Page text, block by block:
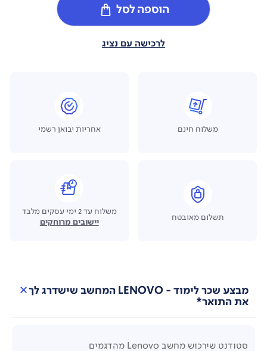
הוספה לסל
לרכישה עם נציג
משלוח חינם אחריות יבואן רשמי
תשלום מאובטח
משלוח עד 2 ימי עסקים מלבד
יישובים מרוחקים
מבצע שכר לימוד - LENOVO המחשב שישדרג לך
את התואר*
סטודנט שירכוש מחשב Lenovo מהדגמים